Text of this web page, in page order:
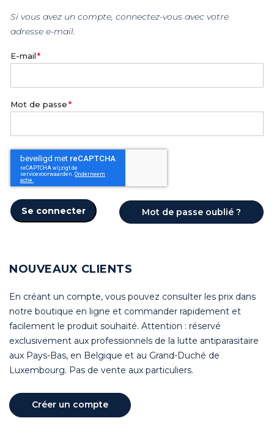
Si vous avez un compte, connectez-vous avec votre
adresse e-mail.
E-mail
Mot de passe
Se connecter Mot de passe oublié ?
NOUVEAUX CLIENTS
En créant un compte, vous pouvez consulter les prix dans
notre boutique en ligne et commander rapidement et
facilement le produit souhaité. Attention : réservé
exclusivement aux professionnels de la lutte antiparasitaire
aux Pays-Bas, en Belgique et au Grand-Duché de
Luxembourg. Pas de vente aux particuliers.
Créer un compte